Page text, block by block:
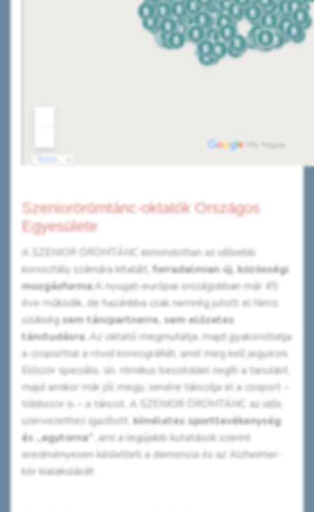
Szeniorörömtánc-oktatók Országos
Egyesülete
A SZENIOR ÖRÖMTÁNC kimondottan az idősebb
korosztály számára kitalált, forradalmian új, közösségi
mozgásforma.A nyugat-európai országokban már 45
éve működik, de hazánkba csak nemrég jutott el.Nincs
szükség sem táncpartnerre, sem előzetes
tánctudásra. Az oktató megmutatja, majd gyakoroltatja
a csoporttal a rövid koreográfiát, amit meg kell jegyezni.
Először speciális, ún. ritmikus beszéddel segíti a tanulást,
majd amikor már jól megy, zenére táncolja el a csoport –
többször is – a táncot. A SZENIOR ÖRÖMTÁNC az idős
szervezethez igazított, kíméletes sporttevékenység
és „agytorna” , ami a legújabb kutatások szerint
eredményesen késlelteti a demencia és az Alzheimer-
kór kialakulását.